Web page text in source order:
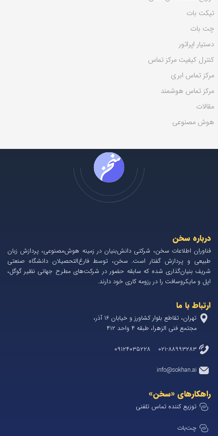
ی
:تیکت بات
چت بات
دستیار اپراتور
کنترل کیفیت مرکز تماس
مرکز تماس ابری
مرکز تماس هوشمند
مقالات
هوش مصنوعی
ارتباط با ما
تهران، تقاطع بلوار کشاورز و خیابان 1۶ آذر،
مجتمع فنی الزهرا، طبقه ۴ واحد ۴۱۲
۰۲۱-۸۸۹۹۳۲۸۳ ۰۹۱۲۴۰۳۵۲۲۸
info@sokhan.ai
درباره سخن
فناوران اطلاعات سخن، شرکتی دانش‌بنیان در زمینه هوش‌مصنوعی، پردازش زبان
طبیعی و پردازش گفتار است. سخن، توسط فارغ‌التحصیلان دانشگاه صنعتی
شریف بنیان‌گذاری شده که سابقه حضور در شرکت‌های مطرح جهانی نظیر گوگل،
اپل و مایکروسافت را در رزومه کاری خود دارند.
راهکارهای «سخن»
توزیع کننده تماس تلفنی
چت‌بات